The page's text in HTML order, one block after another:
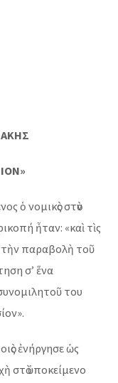
ὁ νομικὸς στὸν
ἦταν: «καὶ τὶς
τὴν παραβολὴ τοῦ
σ’ ἕνα
του
ἐνήργησε ὡς
στὸ ὑποκείμενο